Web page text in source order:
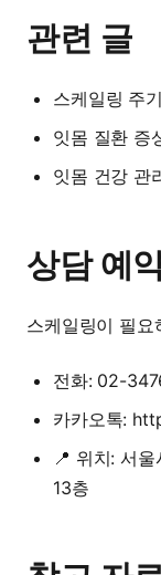
관련 글
스케일링 주기
잇몸 질환 증
잇몸 건강 관
상담 예
스케일링이 필요
전화: 02-
카카오톡:
📍 위치: 서
13층